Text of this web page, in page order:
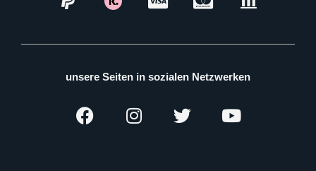
unsere Seiten in sozialen Netzwerken